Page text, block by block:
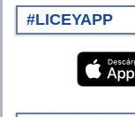
#LICEYAPP